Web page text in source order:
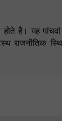
हैं। यह
राजनीतिक